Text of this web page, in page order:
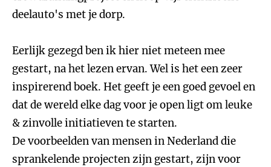
deelauto's met je dorp.
Eerlijk gezegd ben ik hier niet meteen mee
gestart, na het lezen ervan. Wel is het een zeer
inspirerend boek. Het geeft je een goed gevoel en
dat de wereld elke dag voor je open ligt om leuke
& zinvolle initiatieven te starten.
De voorbeelden van mensen in Nederland die
sprankelende projecten zijn gestart, zijn voor